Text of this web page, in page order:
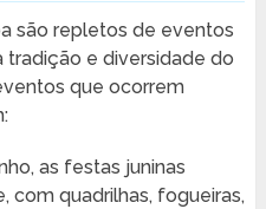
são repletos de eventos
tradição e diversidade do
que ocorrem
as festas juninas
com quadrilhas, fogueiras,